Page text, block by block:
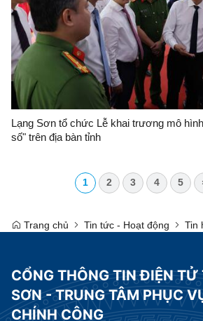
Lạng Sơn tổ chức Lễ khai trương mô
số" trên địa bàn tỉnh
1 2 3 4 5
Trang chủ Tin tức - Hoạt động Tin
CỔNG THÔNG TIN ĐIỆN TỬ
SƠN - TRUNG TÂM PHỤC
CHÍNH CÔNG